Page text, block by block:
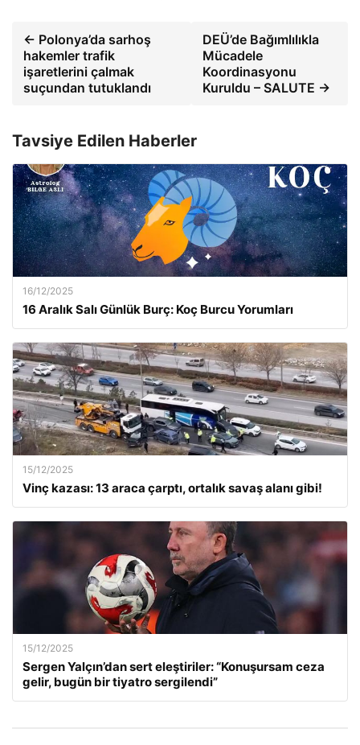
← Polonya’da sarhoş
hakemler trafik
işaretlerini çalmak
suçundan tutuklandı
DEÜ’de Bağımlılıkla
Mücadele
Koordinasyonu
Kuruldu – SALUTE →
Tavsiye Edilen Haberler
16/12/2025
16 Aralık Salı Günlük Burç: Koç Burcu Yorumları
15/12/2025
Vinç kazası: 13 araca çarptı, ortalık savaş alanı gibi!
15/12/2025
Sergen Yalçın’dan sert eleştiriler: “Konuşursam ceza
gelir, bugün bir tiyatro sergilendi”